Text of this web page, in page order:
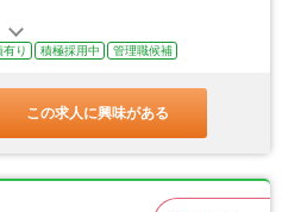
り 積極採用中 管理職候補
この求人に興味がある